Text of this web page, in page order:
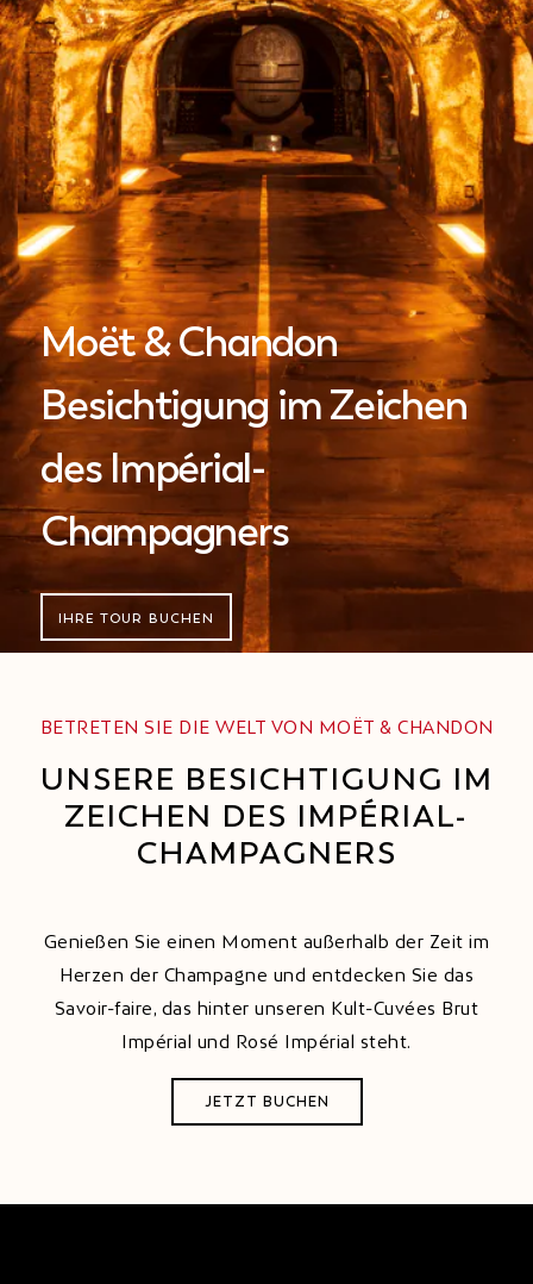
Moët & Chandon
Besichtigung im Zeichen
des Impérial-
Champagners
IHRE TOUR BUCHEN
BETRETEN SIE DIE WELT VON MOËT & CHANDON
UNSERE BESICHTIGUNG IM
ZEICHEN DES IMPÉRIAL-
CHAMPAGNERS
Genießen Sie einen Moment außerhalb der Zeit im
Herzen der Champagne und entdecken Sie das
Savoir-faire, das hinter unseren Kult-Cuvées Brut
Impérial und Rosé Impérial steht.
JETZT BUCHEN